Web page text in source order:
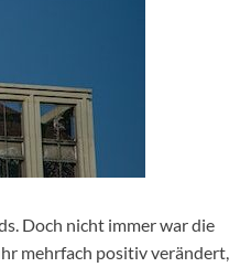
Doch nicht immer war die
mehrfach positiv verändert,